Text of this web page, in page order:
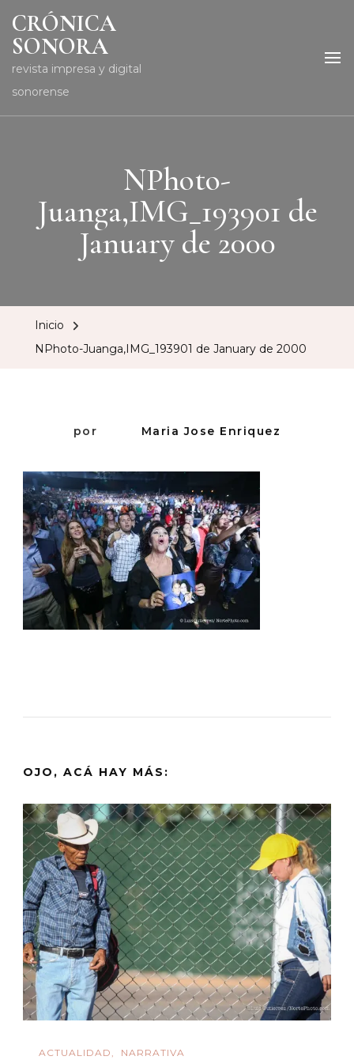
CRÓNICA
SONORA
revista impresa y digital
sonorense
NPhoto-
Juanga,IMG_193901 de
January de 2000
Inicio
NPhoto-Juanga,IMG_193901 de January de 2000
por Maria Jose Enriquez
OJO, ACÁ HAY MÁS:
ACTUALIDAD NARRATIVA